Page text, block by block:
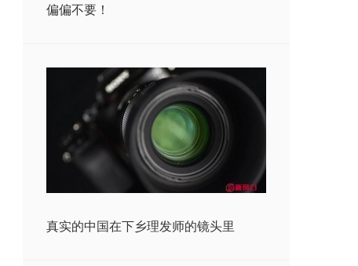
偏偏不要！
真实的中国在下乡理发师的镜头里